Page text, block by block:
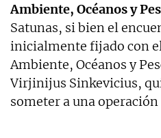
Ambiente, Océanos y
Satunas, si bien el
inicialmente fijado con
Ambiente, Océanos y
Virjinijus Sinkevicius,
someter a una